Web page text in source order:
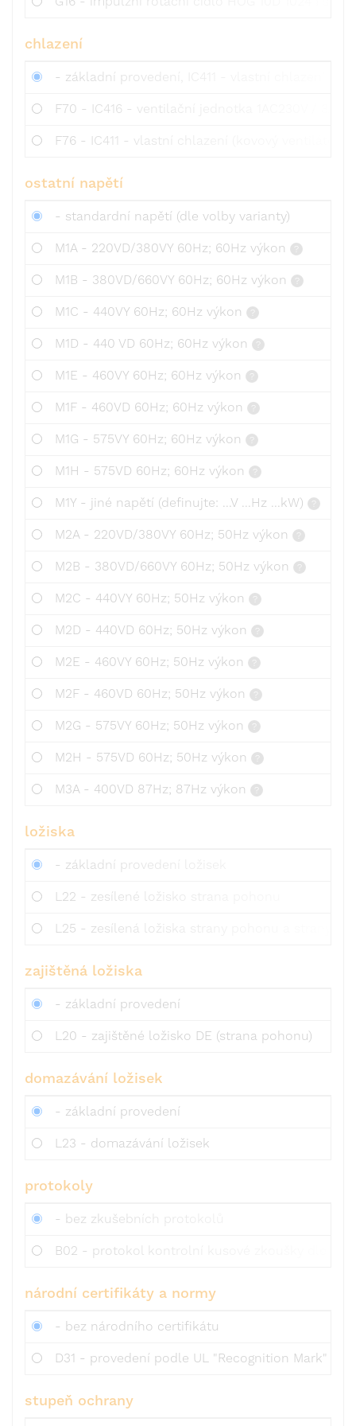
chlazení
- základní provedení, IC411 - vlastní chlazení
F70 - IC416 - ventilační jednotka 1AC230V /
F76 - IC411 - vlastní chlazení (kovový ventilátor)
ostatní napětí
- standardní napětí (dle volby varianty)
M1A - 220VD/380VY 60Hz; 60Hz výkon
M1B - 380VD/660VY 60Hz; 60Hz výkon
M1C - 440VY 60Hz; 60Hz výkon
M1D - 440 VD 60Hz; 60Hz výkon
M1E - 460VY 60Hz; 60Hz výkon
M1F - 460VD 60Hz; 60Hz výkon
M1G - 575VY 60Hz; 60Hz výkon
M1H - 575VD 60Hz; 60Hz výkon
M1Y - jiné napětí (definujte: ...V ...Hz ...kW)
M2A - 220VD/380VY 60Hz; 50Hz výkon
M2B - 380VD/660VY 60Hz; 50Hz výkon
M2C - 440VY 60Hz; 50Hz výkon
M2D - 440VD 60Hz; 50Hz výkon
M2E - 460VY 60Hz; 50Hz výkon
M2F - 460VD 60Hz; 50Hz výkon
M2G - 575VY 60Hz; 50Hz výkon
M2H - 575VD 60Hz; 50Hz výkon
M3A - 400VD 87Hz; 87Hz výkon
ložiska
- základní provedení ložisek
L22 - zesílené ložisko strana pohonu
L25 - zesílená ložiska strany pohonu a strany
zajištěná ložiska
- základní provedení
L20 - zajištěné ložisko DE (strana pohonu)
domazávání ložisek
- základní provedení
L23 - domazávání ložisek
protokoly
- bez zkušebních protokolů
B02 - protokol kontrolní kusové zkoušky dle 3.1 -
národní certifikáty a normy
- bez národního certifikátu
D31 - provedení podle UL "Recognition Mark"
stupeň ochrany